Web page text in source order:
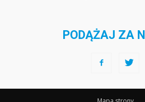
PODĄŻAJ ZA